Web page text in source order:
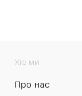
Хто ми
Про нас